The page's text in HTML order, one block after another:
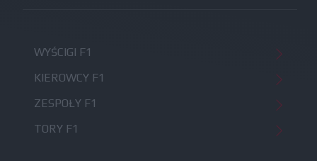
WYŚCIGI F1
KIEROWCY F1
ZESPOŁY F1
TORY F1